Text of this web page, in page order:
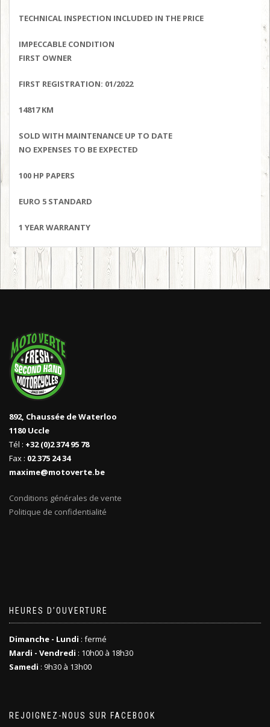
TECHNICAL INSPECTION INCLUDED IN THE PRICE
IMPECCABLE CONDITION
FIRST OWNER
FIRST REGISTRATION: 01/2022
14817 KM
SOLD WITH MAINTENANCE UP TO DATE
NO EXPENSES TO BE EXPECTED
100 HP PAPERS
EURO 5 STANDARD
1 YEAR WARRANTY
892, Chaussée de Waterloo
1180 Uccle
Tél : +32 (0)2 374 95 78
Fax : 02 375 24 34
maxime@motoverte.be
Conditions générales de vente
Politique de confidentialité
HEURES D’OUVERTURE
Dimanche - Lundi : fermé
Mardi - Vendredi : 10h00 à 18h30
Samedi : 9h30 à 13h00
REJOIGNEZ-NOUS SUR FACEBOOK